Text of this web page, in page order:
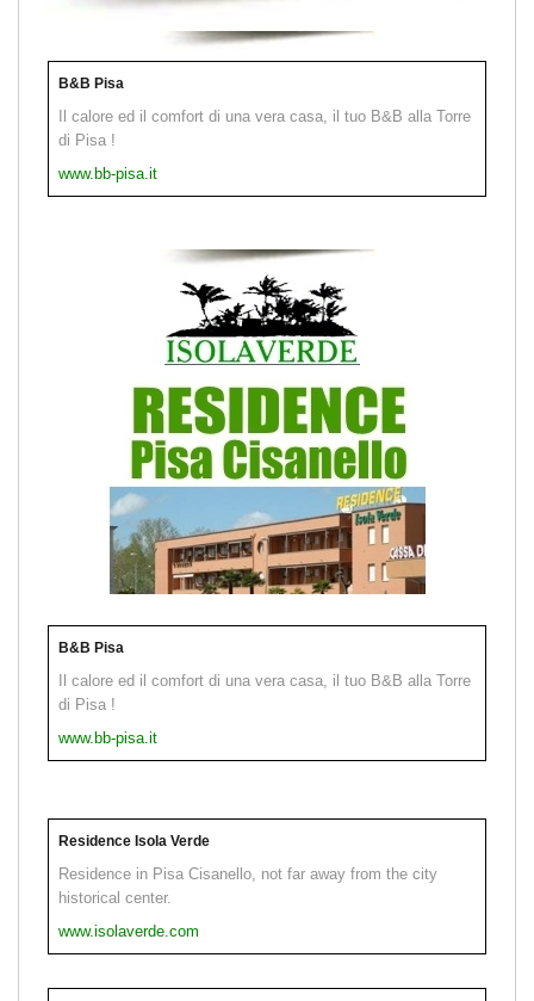
B&B Pisa
Il calore ed il comfort di una vera casa, il tuo B&B alla Torre
di Pisa !
www.bb-pisa.it
B&B Pisa
Il calore ed il comfort di una vera casa, il tuo B&B alla Torre
di Pisa !
www.bb-pisa.it
Residence Isola Verde
Residence in Pisa Cisanello, not far away from the city
historical center.
www.isolaverde.com